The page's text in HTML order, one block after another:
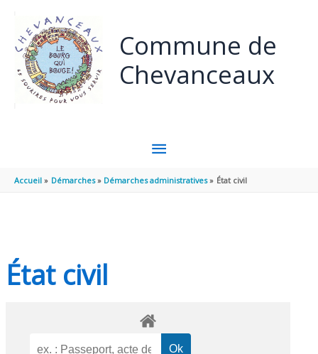
Commune de
Chevanceaux
MENU
PRINCIPAL
Accueil Démarches Démarches administratives État civil
État civil